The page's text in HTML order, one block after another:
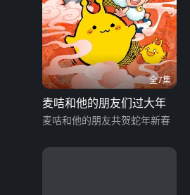
全7集
麦咭和他的朋友们过大年
麦咭和他的朋友共贺蛇年新春